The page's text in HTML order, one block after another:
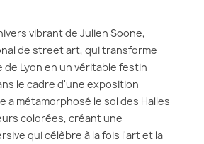
vibrant de Julien Soone,
de street art, qui transforme
de Lyon en un véritable festin
le cadre d'une exposition
a métamorphosé le sol des Halles
colorées, créant une
qui célèbre à la fois l'art et la